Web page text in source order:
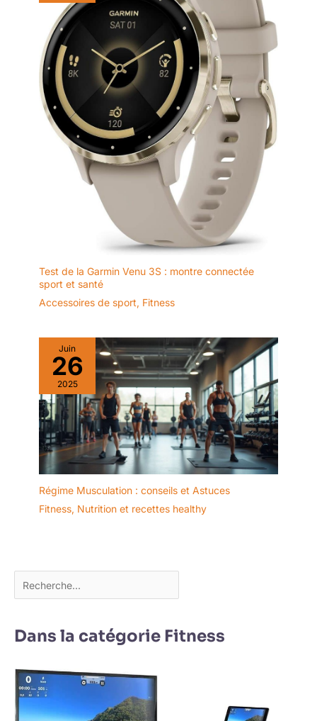
Pliez et rangez sous une
table ou un canapé pour
gagner de la place.
Test de la Garmin Venu 3S : montre connectée
sport et santé
Accessoires de sport, Fitness
Juin
26
2025
Régime Musculation : conseils et Astuces
Fitness, Nutrition et recettes healthy
Dans la catégorie Fitness